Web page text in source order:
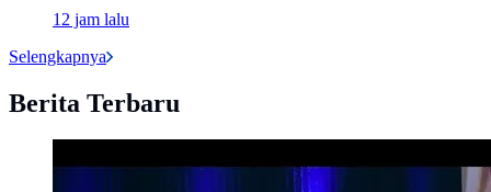
12 jam lalu
Selengkapnya
Berita Terbaru